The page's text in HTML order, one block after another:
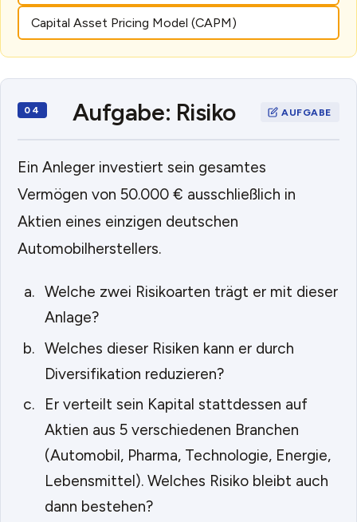
Capital Asset Pricing Model (CAPM)
Aufgabe: Risiko
Ein Anleger investiert sein gesamtes
Vermögen von 50.000 € ausschließlich in
Aktien eines einzigen deutschen
Automobilherstellers.
Welche zwei Risikoarten trägt er mit dieser
Anlage?
Welches dieser Risiken kann er durch
Diversifikation reduzieren?
Er verteilt sein Kapital stattdessen auf
Aktien aus 5 verschiedenen Branchen
(Automobil, Pharma, Technologie, Energie,
Lebensmittel). Welches Risiko bleibt auch
dann bestehen?